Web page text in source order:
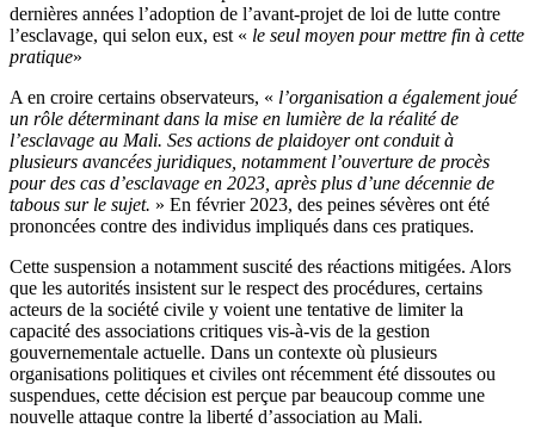
dernières années l’adoption de l’avant-projet de loi de lutte contre
l’esclavage, qui selon eux, est « le seul moyen pour mettre fin à cette
pratique»
A en croire certains observateurs, « l’organisation a également joué
un rôle déterminant dans la mise en lumière de la réalité de
l’esclavage au Mali. Ses actions de plaidoyer ont conduit à
plusieurs avancées juridiques, notamment l’ouverture de procès
pour des cas d’esclavage en 2023, après plus d’une décennie de
tabous sur le sujet. » En février 2023, des peines sévères ont été
prononcées contre des individus impliqués dans ces pratiques.
Cette suspension a notamment suscité des réactions mitigées. Alors
que les autorités insistent sur le respect des procédures, certains
acteurs de la société civile y voient une tentative de limiter la
capacité des associations critiques vis-à-vis de la gestion
gouvernementale actuelle. Dans un contexte où plusieurs
organisations politiques et civiles ont récemment été dissoutes ou
suspendues, cette décision est perçue par beaucoup comme une
nouvelle attaque contre la liberté d’association au Mali.